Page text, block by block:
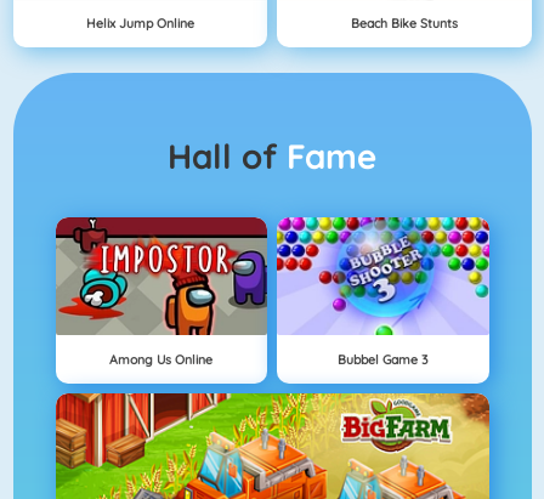
Helix Jump Online Beach Bike Stunts
Hall of Fame
Among Us Online Bubbel Game 3